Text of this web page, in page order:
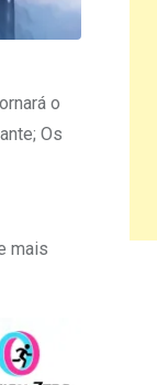
o
Os
mais